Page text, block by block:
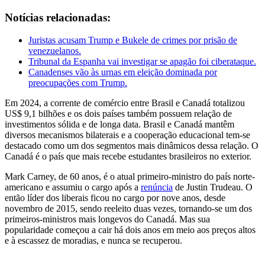
Notícias relacionadas:
Juristas acusam Trump e Bukele de crimes por prisão de
venezuelanos.
Tribunal da Espanha vai investigar se apagão foi ciberataque.
Canadenses vão às urnas em eleição dominada por
preocupações com Trump.
Em 2024, a corrente de comércio entre Brasil e Canadá totalizou
US$ 9,1 bilhões e os dois países também possuem relação de
investimentos sólida e de longa data. Brasil e Canadá mantêm
diversos mecanismos bilaterais e a cooperação educacional tem-se
destacado como um dos segmentos mais dinâmicos dessa relação. O
Canadá é o país que mais recebe estudantes brasileiros no exterior.
Mark Carney, de 60 anos, é o atual primeiro-ministro do país norte-
americano e assumiu o cargo após a renúncia de Justin Trudeau. O
então líder dos liberais ficou no cargo por nove anos, desde
novembro de 2015, sendo reeleito duas vezes, tornando-se um dos
primeiros-ministros mais longevos do Canadá. Mas sua
popularidade começou a cair há dois anos em meio aos preços altos
e à escassez de moradias, e nunca se recuperou.